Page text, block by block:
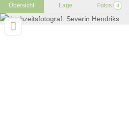
Übersicht Lage Fotos 4